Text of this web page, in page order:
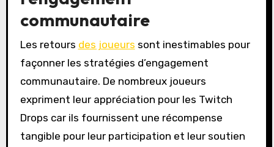
communautaire
Les retours des joueurs sont inestimables pour
façonner les stratégies d’engagement
communautaire. De nombreux joueurs
expriment leur appréciation pour les Twitch
Drops car ils fournissent une récompense
tangible pour leur participation et leur soutien